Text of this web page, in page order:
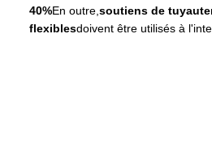
40%En outre, soutiens de
flexiblesdoivent être utilisés à